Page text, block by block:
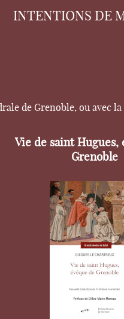
INTENTIONS DE
de Grenoble, ou avec
Vie de saint Hugues,
Grenoble